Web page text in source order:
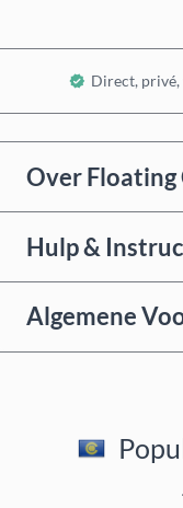
Direct, privé,
Over Floating
Hulp &
Algemene